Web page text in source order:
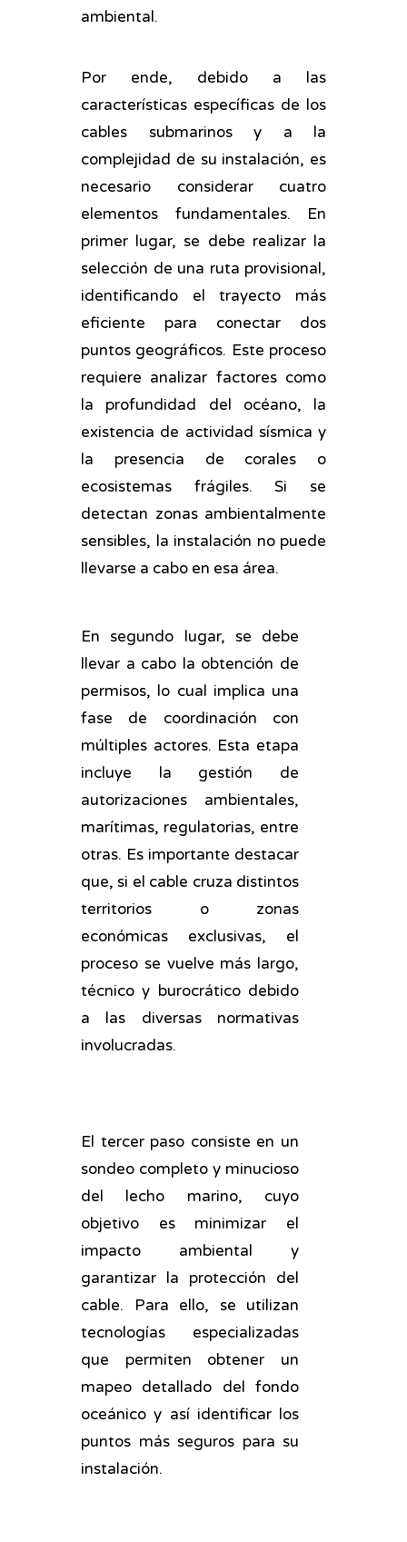
ambiental.
Por ende, debido a las
características específicas de los
cables submarinos y a la
complejidad de su instalación, es
necesario considerar cuatro
elementos fundamentales. En
primer lugar, se debe realizar la
selección de una ruta provisional,
identificando el trayecto más
eficiente para conectar dos
puntos geográficos. Este proceso
requiere analizar factores como
la profundidad del océano, la
existencia de actividad sísmica y
la presencia de corales o
ecosistemas frágiles. Si se
detectan zonas ambientalmente
sensibles, la instalación no puede
llevarse a cabo en esa área.
En segundo lugar, se debe
llevar a cabo la obtención de
permisos, lo cual implica una
fase de coordinación con
múltiples actores. Esta etapa
incluye la gestión de
autorizaciones ambientales,
marítimas, regulatorias, entre
otras. Es importante destacar
que, si el cable cruza distintos
territorios o zonas
económicas exclusivas, el
proceso se vuelve más largo,
técnico y burocrático debido
a las diversas normativas
involucradas.
El tercer paso consiste en un
sondeo completo y minucioso
del lecho marino, cuyo
objetivo es minimizar el
impacto ambiental y
garantizar la protección del
cable. Para ello, se utilizan
tecnologías especializadas
que permiten obtener un
mapeo detallado del fondo
oceánico y así identificar los
puntos más seguros para su
instalación.